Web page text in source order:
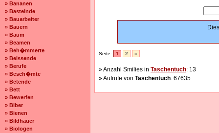
» Bananen
» Bastelnde
» Bauarbeiter
» Bauern
» Baum
» Beamen
» Beh�mmerte
» Beissende
» Berufe
» Besch�mte
» Betende
» Bett
» Bewerfen
» Biber
» Bienen
» Bildhauer
» Biologen
Seite: 1 2 »
» Anzahl Smilies in Taschentuch: 13
» Aufrufe von Taschentuch: 67635